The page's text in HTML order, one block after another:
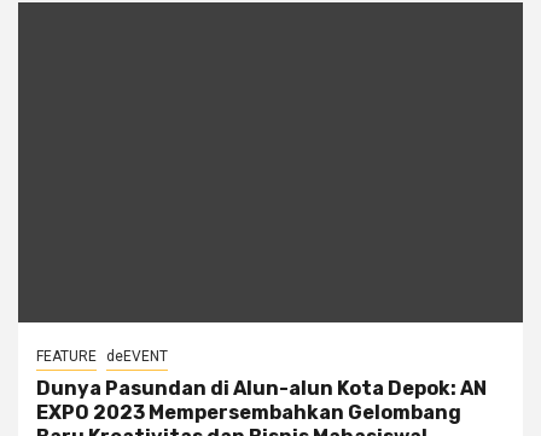
FEATURE deEVENT
Dunya Pasundan di Alun-alun Kota Depok: AN
EXPO 2023 Mempersembahkan Gelombang